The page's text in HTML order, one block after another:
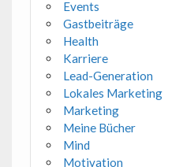
Events
Gastbeiträge
Health
Karriere
Lead-Generation
Lokales Marketing
Marketing
Meine Bücher
Mind
Motivation